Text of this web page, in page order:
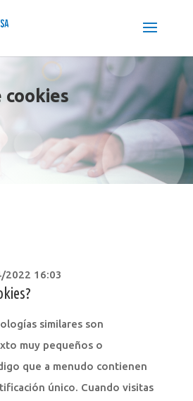
cookies
2022 16:03
similares son
muy pequeños o
que a menudo contienen
único. Cuando visitas